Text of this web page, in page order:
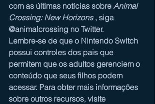
com as últimas notícias sobre Animal
Crossing: New Horizons , siga
@animalcrossing no Twitter.
Lembre-se de que o Nintendo Switch
possui controles dos pais que
permitem que os adultos gerenciem o
conteúdo que seus filhos podem
acessar. Para obter mais informações
sobre outros recursos, visite